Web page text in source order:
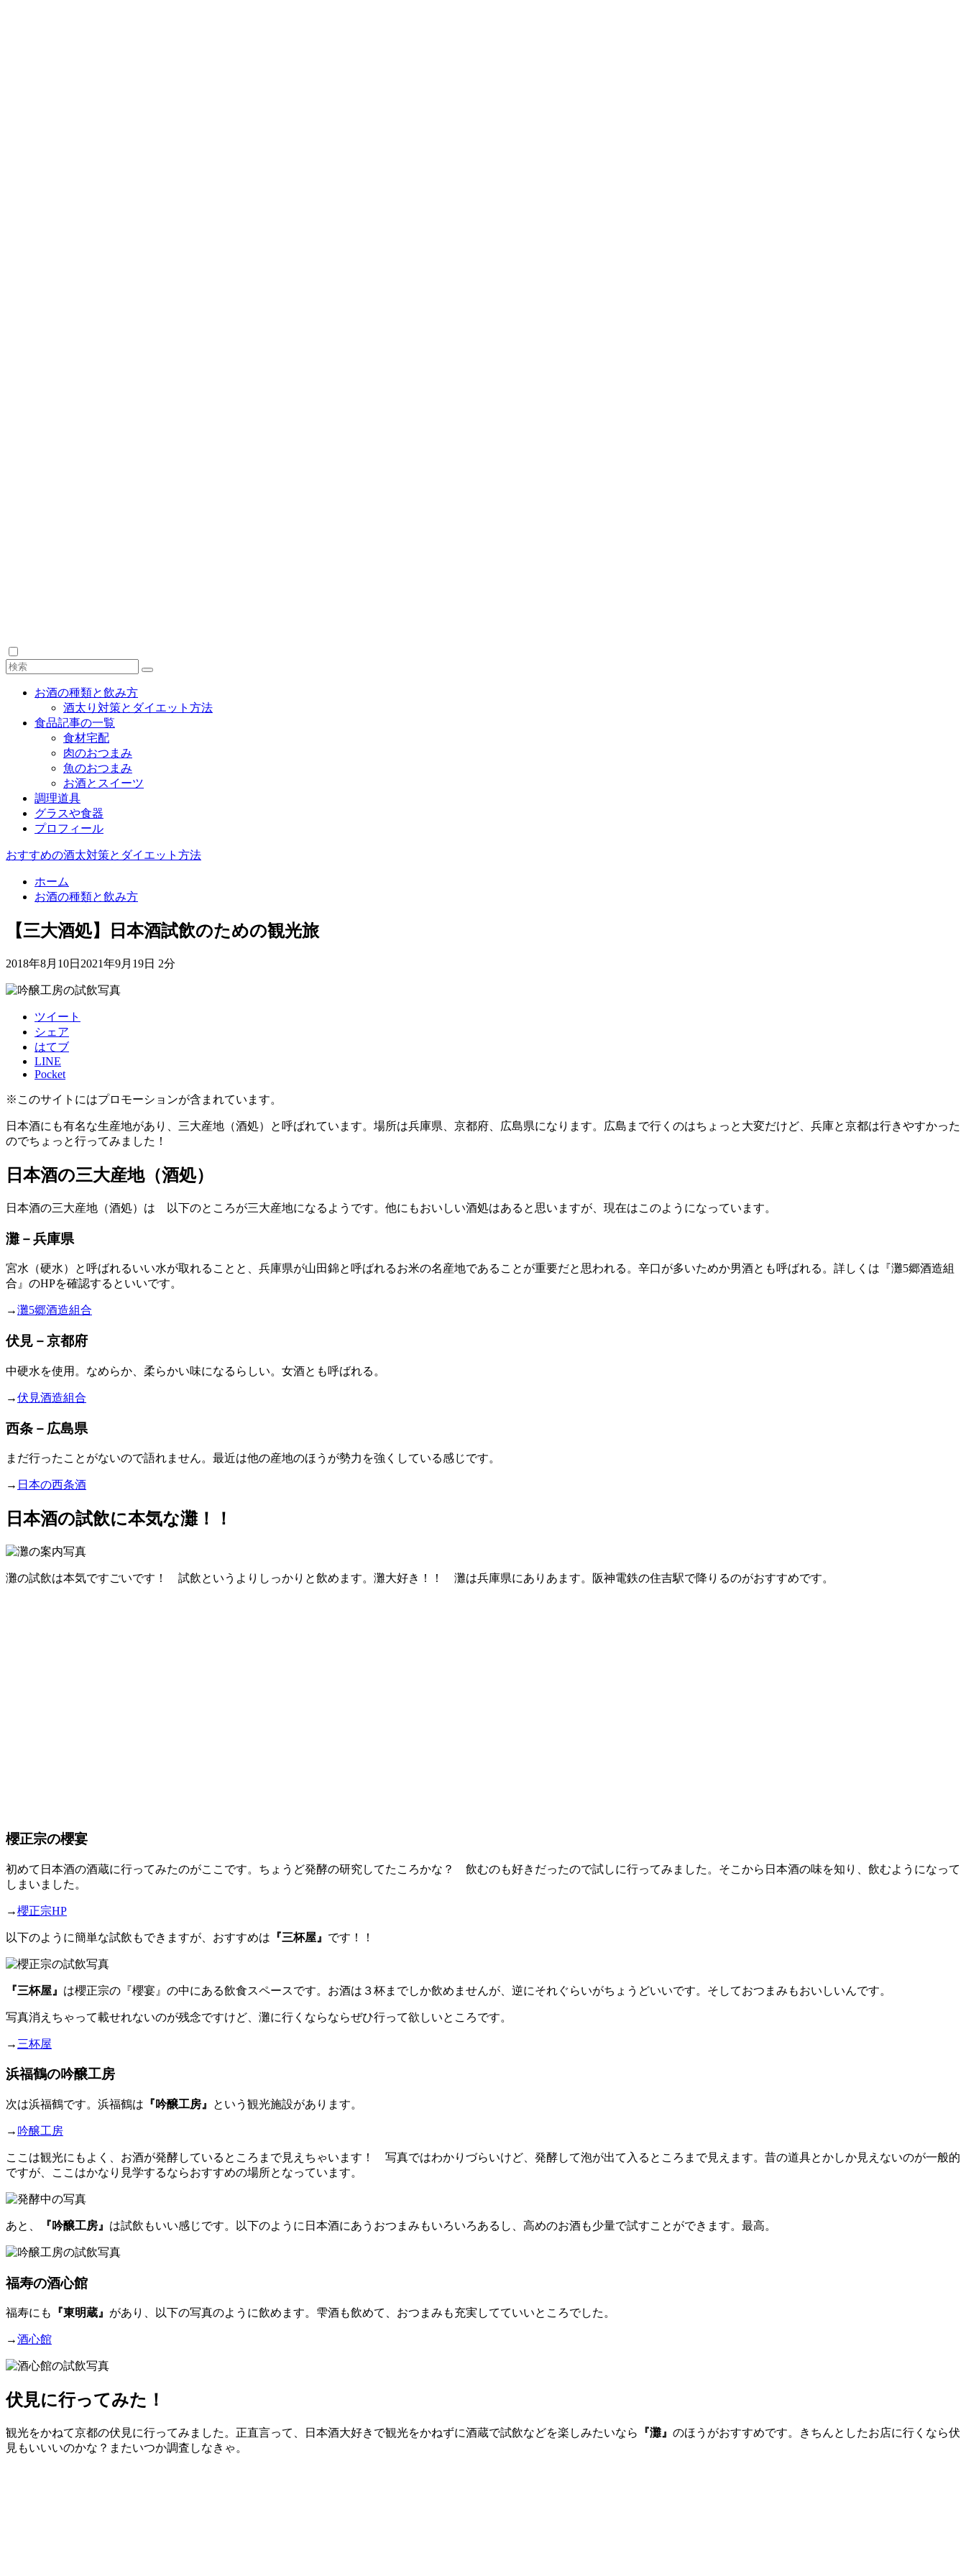
お酒の種類と飲み方
酒太り対策とダイエット方法
食品記事の一覧
食材宅配
肉のおつまみ
魚のおつまみ
お酒とスイーツ
調理道具
グラスや食器
プロフィール
おすすめの酒太対策とダイエット方法
ホーム
お酒の種類と飲み方
【三大酒処】日本酒試飲のための観光旅
2018年8月10日 2021年9月19日 2分
ツイート
シェア
はてブ
LINE
Pocket
※このサイトにはプロモーションが含まれています。
日本酒にも有名な生産地があり、三大産地（酒処）と呼ばれています。場所は兵庫県、京都府、広島県になります。広島まで行くのはちょっと大変だけど、兵庫と京都は行きやすかった
のでちょっと行ってみました！
日本酒の三大産地（酒処）
日本酒の三大産地（酒処）は 以下のところが三大産地になるようです。他にもおいしい酒処はあると思いますが、現在はこのようになっています。
灘－兵庫県
宮水（硬水）と呼ばれるいい水が取れることと、兵庫県が山田錦と呼ばれるお米の名産地であることが重要だと思われる。辛口が多いためか男酒とも呼ばれる。詳しくは『灘5郷酒造組
合』のHPを確認するといいです。
→灘5郷酒造組合
伏見－京都府
中硬水を使用。なめらか、柔らかい味になるらしい。女酒とも呼ばれる。
→伏見酒造組合
西条－広島県
まだ行ったことがないので語れません。最近は他の産地のほうが勢力を強くしている感じです。
→ 日本の西条酒
日本酒の試飲に本気な灘！！
灘の試飲は本気ですごいです！ 試飲というよりしっかりと飲めます。灘大好き！！ 灘は兵庫県にありあます。阪神電鉄の住吉駅で降りるのがおすすめです。
櫻正宗の櫻宴
初めて日本酒の酒蔵に行ってみたのがここです。ちょうど発酵の研究してたころかな？ 飲むのも好きだったので試しに行ってみました。そこから日本酒の味を知り、飲むようになって
しまいました。
→櫻正宗HP
以下のように簡単な試飲もできますが、おすすめは 『三杯屋』 です！！
『三杯屋』 は櫻正宗の『櫻宴』の中にある飲食スペースです。お酒は３杯までしか飲めませんが、逆にそれぐらいがちょうどいいです。そしておつまみもおいしいんです。
写真消えちゃって載せれないのが残念ですけど、灘に行くならならぜひ行って欲しいところです。
→ 三杯屋
浜福鶴の吟醸工房
次は浜福鶴です。浜福鶴は 『吟醸工房』 という観光施設があります。
→ 吟醸工房
ここは観光にもよく、お酒が発酵しているところまで見えちゃいます！ 写真ではわかりづらいけど、発酵して泡が出て入るところまで見えます。昔の道具とかしか見えないのが一般的
ですが、ここはかなり見学するならおすすめの場所となっています。
あと、 『吟醸工房』 は試飲もいい感じです。以下のように日本酒にあうおつまみもいろいろあるし、高めのお酒も少量で試すことができます。最高。
福寿の酒心館
福寿にも 『東明蔵』 があり、以下の写真のように飲めます。雫酒も飲めて、おつまみも充実してていいところでした。
→酒心館
伏見に行ってみた！
観光をかねて京都の伏見に行ってみました。正直言って、日本酒大好きで観光をかねずに酒蔵で試飲などを楽しみたいなら 『灘』 のほうがおすすめです。きちんとしたお店に行くなら伏
見もいいいのかな？またいつか調査しなきゃ。